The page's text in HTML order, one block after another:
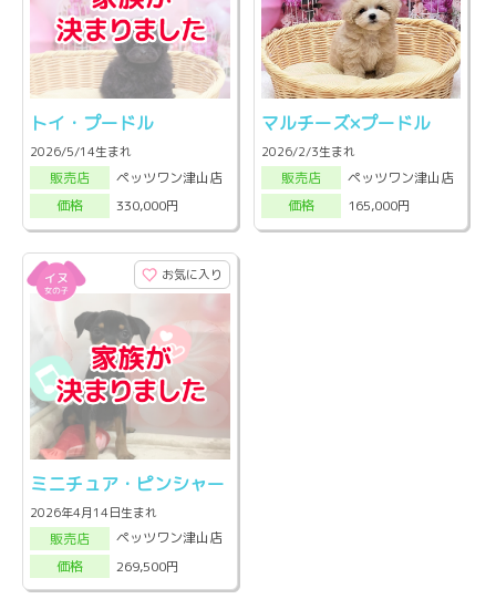
トイ・プードル
2026/5/14生まれ
販売店
ペッツワン津山店
価格
330,000円
マルチーズ×プードル
2026/2/3生まれ
販売店
ペッツワン津山店
価格
165,000円
お気に入り
ミニチュア・ピンシャー
2026年4月14日生まれ
販売店
ペッツワン津山店
価格
269,500円